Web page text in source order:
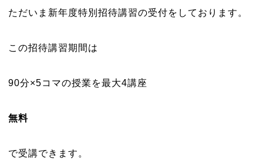
ただいま新年度特別招待講習の受付をしております。
この招待講習期間は
90分×5コマの授業を最大4講座
無料
で受講できます。